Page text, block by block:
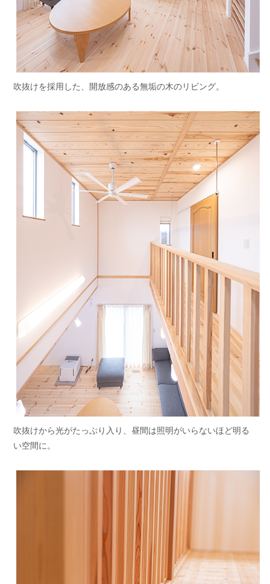
吹抜けを採用した、開放感のある無垢の木のリビング。
吹抜けから光がたっぷり入り、昼間は照明がいらないほど明る
い空間に。